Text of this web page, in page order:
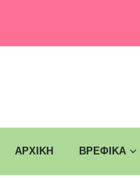
ΑΡΧΙΚΗ ΒΡΕΦΙΚΑ